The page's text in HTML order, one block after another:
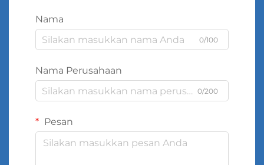
Nama
0/100
Nama Perusahaan
0/200
Pesan